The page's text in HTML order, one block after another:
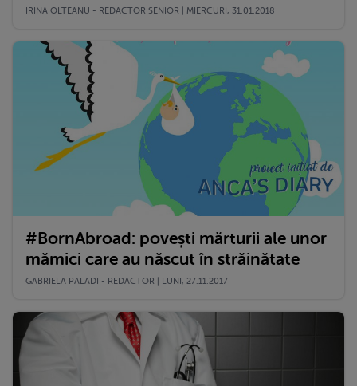
IRINA OLTEANU - REDACTOR SENIOR | MIERCURI, 31.01.2018
#BornAbroad: povești mărturii ale unor
mămici care au născut în străinătate
GABRIELA PALADI - REDACTOR | LUNI, 27.11.2017